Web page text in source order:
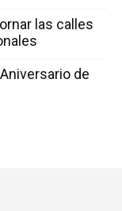
las calles
de